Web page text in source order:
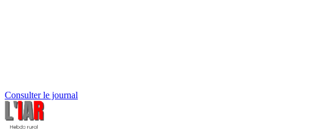
Consulter le journal